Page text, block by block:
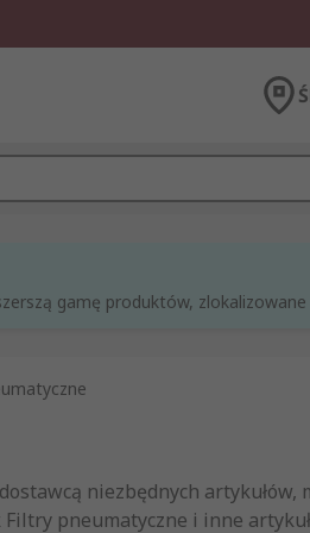
gamę produktów, zlokalizowane
niezbędnych
pneumatyczne i inne